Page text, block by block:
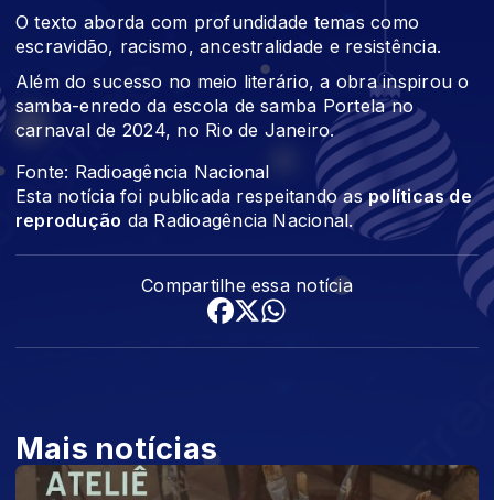
O texto aborda com profundidade temas como
escravidão, racismo, ancestralidade e resistência.
Além do sucesso no meio literário, a obra inspirou o
samba-enredo da escola de samba Portela no
carnaval de 2024, no Rio de Janeiro.
Fonte: Radioagência Nacional
Esta notícia foi publicada respeitando aspolíticas de
reprodução da Radioagência Nacional.
Compartilhe essa notícia
Mais notícias